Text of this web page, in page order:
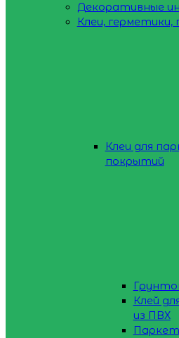
Декоративные
Клеи, герметики,
Клеи для
покрытий
Клей
из ПВХ